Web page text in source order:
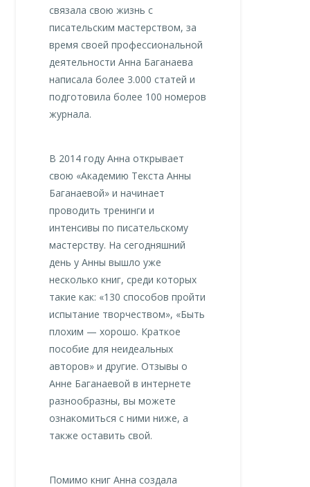
связала свою жизнь с
писательским мастерством, за
время своей профессиональной
деятельности Анна Баганаева
написала более 3.000 статей и
подготовила более 100 номеров
журнала.
В 2014 году Анна открывает
свою «Академию Текста Анны
Баганаевой» и начинает
проводить тренинги и
интенсивы по писательскому
мастерству. На сегодняшний
день у Анны вышло уже
несколько книг, среди которых
такие как: «130 способов пройти
испытание творчеством», «Быть
плохим — хорошо. Краткое
пособие для неидеальных
авторов» и другие. Отзывы о
Анне Баганаевой в интернете
разнообразны, вы можете
ознакомиться с ними ниже, а
также оставить свой.
Помимо книг Анна создала